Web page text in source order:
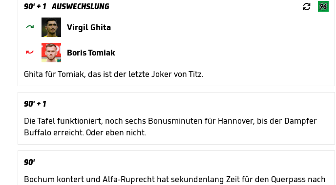
90'+ 1 AUSWECHSLUNG 
 Virgil Ghita

Boris Tomiak
Ghita für Tomiak, das ist der letzte Joker von Titz.
90'+ 1
Die Tafel funktioniert, noch sechs Bonusminuten für Hannover, bis der Dampfer
Buffalo erreicht. Oder eben nicht.
90'
Bochum kontert und Alfa-Ruprecht hat sekundenlang Zeit für den Querpass nach